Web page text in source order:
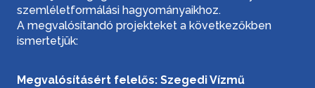
szemléletformálási hagyományaikhoz.
A megvalósítandó projekteket a következőkben
ismertetjük:
Megvalósításért felelős: Szegedi Vízmű